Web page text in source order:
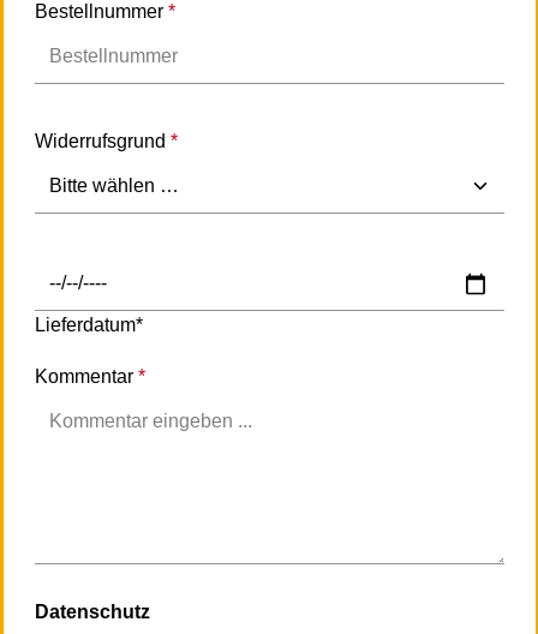
Bestellnummer *
Widerrufsgrund *
Lieferdatum*
Kommentar *
Datenschutz